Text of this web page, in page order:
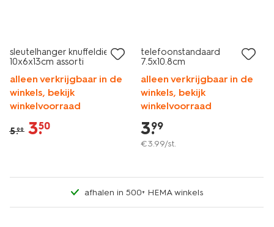
sleutelhanger knuffeldier
10x6x13cm assorti
alleen verkrijgbaar in de
winkels, bekijk
winkelvoorraad
5.99 3.
50
telefoonstandaard
7.5x10.8cm
alleen verkrijgbaar in de
winkels, bekijk
winkelvoorraad
3.
99
€3.99/st.
afhalen in 500+ HEMA winkels